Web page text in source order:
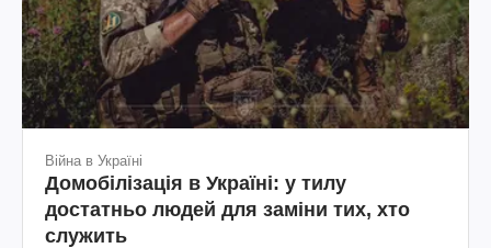
Війна в Україні
Домобілізація в Україні: у тилу
достатньо людей для заміни тих, хто
служить